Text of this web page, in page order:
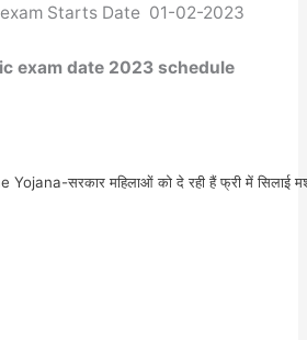
Starts Date 01-02-2023
exam date 2023 schedule
सरकार महिलाओं को दे रही हैं फ्री में सिलाई